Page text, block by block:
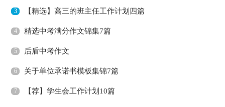
3 【精选】高三的班主任工作计划四篇
4 精选中考满分作文锦集7篇
5 后盾中考作文
6 关于单位承诺书模板集锦7篇
7 【荐】学生会工作计划10篇